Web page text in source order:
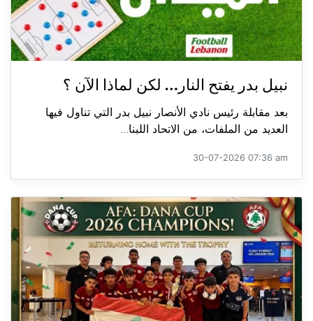
نبيل بدر يفتح النار… لكن لماذا الآن ؟
بعد مقابلة رئيس نادي الأنصار نبيل بدر التي تناول فيها
العديد من الملفات، من الاتحاد اللبنا...
30-07-2026 07:36 am